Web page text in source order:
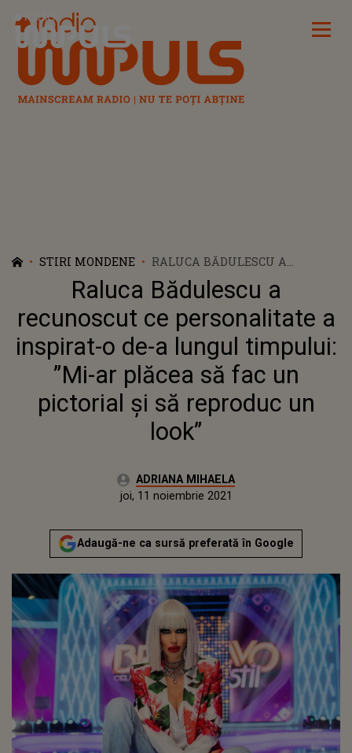
Radio Impuls
STIRI MONDENE
RALUCA BĂDULESCU A
RECUNOSCUT CE
PERSONALITATE A INSPIRAT-O
DE-A LUNGUL TIMPULUI: ”MI-
AR PLĂCEA SĂ FAC UN
PICTORIAL ȘI SĂ REPRODUC UN
Raluca Bădulescu a
recunoscut ce personalitate a
inspirat-o de-a lungul timpului:
”Mi-ar plăcea să fac un
pictorial și să reproduc un
look”
Autor:ADRIANA MIHAELA
Publicat:
joi, 11 noiembrie 2021
Adaugă-ne ca sursă preferată în Google